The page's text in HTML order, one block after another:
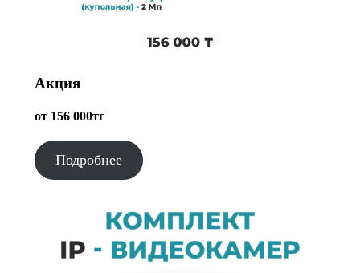
Акция
от 156 000тг
Подробнее